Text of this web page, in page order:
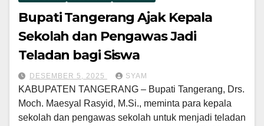
Bupati Tangerang Ajak Kepala
Sekolah dan Pengawas Jadi
Teladan bagi Siswa
DESEMBER 5, 2025 SYAM
KABUPATEN TANGERANG – Bupati Tangerang, Drs.
Moch. Maesyal Rasyid, M.Si., meminta para kepala
sekolah dan pengawas sekolah untuk menjadi teladan